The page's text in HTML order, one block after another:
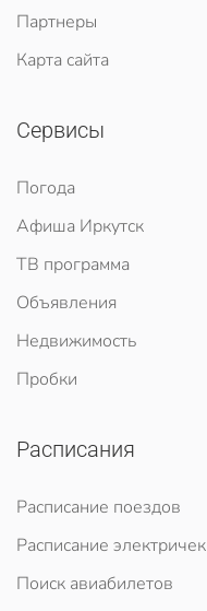
Партнеры
Карта сайта
Сервисы
Погода
Афиша Иркутск
ТВ программа
Объявления
Недвижимость
Пробки
Расписания
Расписание поездов
Расписание электричек
Поиск авиабилетов